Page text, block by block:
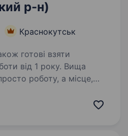
р-н)
Краснокутськ
готові взяти
від 1 року. Вища
дня? Тоді запрошуємо